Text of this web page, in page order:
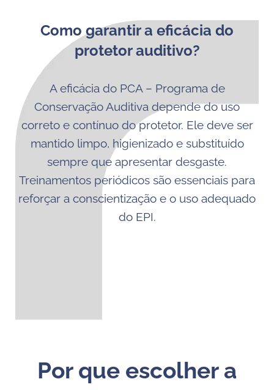
Como garantir a eficácia do
protetor auditivo?
A eficácia do PCA – Programa de
Conservação Auditiva depende do uso
correto e contínuo do protetor. Ele deve ser
mantido limpo, higienizado e substituído
sempre que apresentar desgaste.
Treinamentos periódicos são essenciais para
reforçar a conscientização e o uso adequado
do EPI.
Por que escolher a